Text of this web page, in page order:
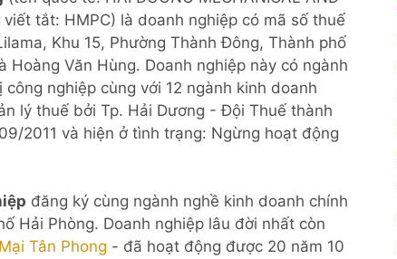
tư
đăng ký
viết tắt: HMPC) là doanh nghiệp có mã số thuế
Khu 15, Phường Thành Đông, Thành phố
Văn Hùng. Doanh nghiệp này có ngành
nghiệp cùng với 12 ngành kinh doanh
lý thuế bởi Tp. Hải Dương - Đội Thuế thành
2011 và hiện ở tình trạng: Ngừng hoạt động
đăng ký cùng ngành nghề kinh doanh chính
Hải Phòng. Doanh nghiệp lâu đời nhất còn
Tân Phong - đã hoạt động được 20 năm 10